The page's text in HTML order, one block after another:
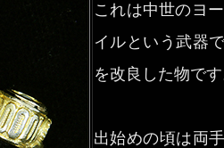
これは中世のヨ
イルという武器
を改良した物です
出始めの頃は両